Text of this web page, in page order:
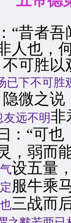
者吾
人也，
可胜
已下不可胜
微之说
友远不明非
：“可也
，弱而
设五量
服牛乘
三战而